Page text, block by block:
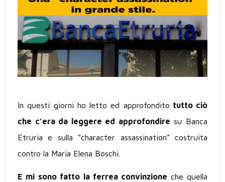
In questi giorni ho letto ed approfondito tutto ciò
che c’era da leggere ed approfondire su Banca
Etruria e sulla “character assassination” costruita
contro la Maria Elena Boschi.
E mi sono fatto la ferrea convinzione che quella